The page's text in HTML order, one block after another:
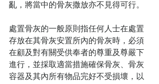
亂，將當中的骨灰撒放亦不見得可行。
處置骨灰的一般原則指任何人士在處置
存放在其骨灰安置所內的骨灰時，必須
在顧及對有關受供奉者的尊重及尊嚴下
進行，並採取適當措施確保骨灰、骨灰
容器及其內所有物品完好不受損壞，以